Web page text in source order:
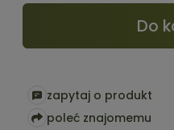
Do
zapytaj o produkt
poleć znajomemu